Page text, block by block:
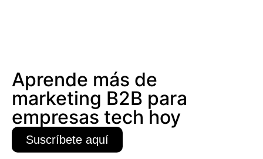
Aprende más de
marketing B2B para
empresas tech hoy
Suscríbete aquí